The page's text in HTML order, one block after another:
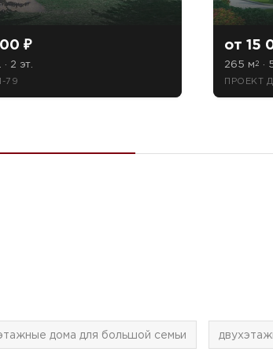
₽
2 эт.
79
от 15
265 м2 ·
ПРОЕКТ
дома для большой семьи